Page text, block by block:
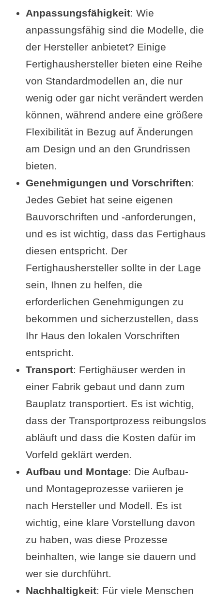
Anpassungsfähigkeit: Wie
anpassungsfähig sind die Modelle, die
der Hersteller anbietet? Einige
Fertighaushersteller bieten eine Reihe
von Standardmodellen an, die nur
wenig oder gar nicht verändert werden
können, während andere eine größere
Flexibilität in Bezug auf Änderungen
am Design und an den Grundrissen
bieten.
Genehmigungen und Vorschriften:
Jedes Gebiet hat seine eigenen
Bauvorschriften und -anforderungen,
und es ist wichtig, dass das Fertighaus
diesen entspricht. Der
Fertighaushersteller sollte in der Lage
sein, Ihnen zu helfen, die
erforderlichen Genehmigungen zu
bekommen und sicherzustellen, dass
Ihr Haus den lokalen Vorschriften
entspricht.
Transport: Fertighäuser werden in
einer Fabrik gebaut und dann zum
Bauplatz transportiert. Es ist wichtig,
dass der Transportprozess reibungslos
abläuft und dass die Kosten dafür im
Vorfeld geklärt werden.
Aufbau und Montage: Die Aufbau-
und Montageprozesse variieren je
nach Hersteller und Modell. Es ist
wichtig, eine klare Vorstellung davon
zu haben, was diese Prozesse
beinhalten, wie lange sie dauern und
wer sie durchführt.
Nachhaltigkeit: Für viele Menschen